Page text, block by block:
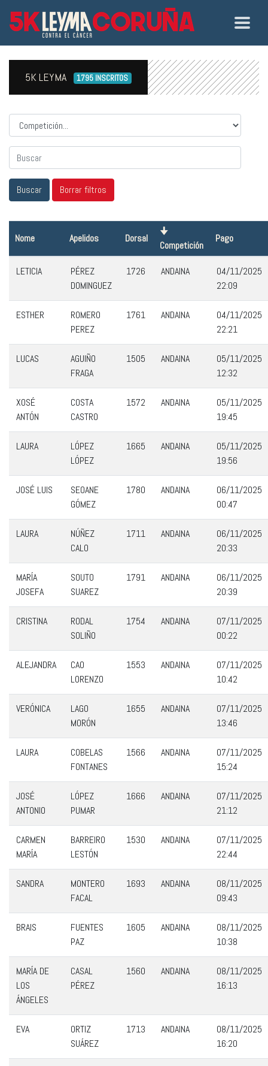
5K LEYMA 1795 INSCRITOS
Competicion
Nome Apelidos Dorsal
Competición
Pago
LETICIA
PÉREZ
DOMINGUEZ
1726 ANDAINA
04/11/2025
22:09
ESTHER
ROMERO
PEREZ
1761 ANDAINA
04/11/2025
22:21
LUCAS
AGUIÑO
FRAGA
1505 ANDAINA
05/11/2025
12:32
XOSÉ
ANTÓN
COSTA
CASTRO
1572 ANDAINA
05/11/2025
19:45
LAURA
LÓPEZ
LÓPEZ
1665 ANDAINA
05/11/2025
19:56
JOSÉ LUIS
SEOANE
GÓMEZ
1780 ANDAINA
06/11/2025
00:47
LAURA
NÚÑEZ
CALO
1711 ANDAINA
06/11/2025
20:33
MARÍA
JOSEFA
SOUTO
SUAREZ
1791 ANDAINA
06/11/2025
20:39
CRISTINA
RODAL
SOLIÑO
1754 ANDAINA
07/11/2025
00:22
ALEJANDRA
CAO
LORENZO
1553 ANDAINA
07/11/2025
10:42
VERÓNICA
LAGO
MORÓN
1655 ANDAINA
07/11/2025
13:46
LAURA
COBELAS
FONTANES
1566 ANDAINA
07/11/2025
15:24
JOSÉ
ANTONIO
LÓPEZ
PUMAR
1666 ANDAINA
07/11/2025
21:12
CARMEN
MARÍA
BARREIRO
LESTÓN
1530 ANDAINA
07/11/2025
22:44
SANDRA
MONTERO
FACAL
1693 ANDAINA
08/11/2025
09:43
BRAIS
FUENTES
PAZ
1605 ANDAINA
08/11/2025
10:38
MARÍA DE
LOS
ÁNGELES
CASAL
PÉREZ
1560 ANDAINA
08/11/2025
16:13
EVA
ORTIZ
SUÁREZ
1713 ANDAINA
08/11/2025
16:20